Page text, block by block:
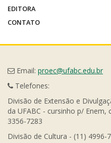
EDITORA
CONTATO
Email: proec@ufabc.edu.br
Telefones:
Divisão de Extensão e
da UFABC - cursinho p/
3356-7283
Divisão de Cultura - (11) 4996-